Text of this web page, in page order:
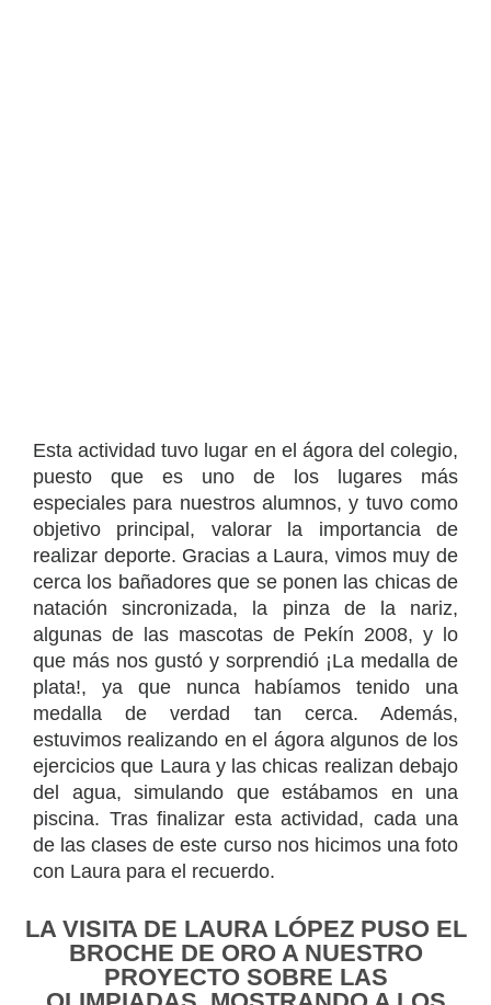
Esta actividad tuvo lugar en el ágora del colegio,
puesto que es uno de los lugares más
especiales para nuestros alumnos, y tuvo como
objetivo principal, valorar la importancia de
realizar deporte. Gracias a Laura, vimos muy de
cerca los bañadores que se ponen las chicas de
natación sincronizada, la pinza de la nariz,
algunas de las mascotas de Pekín 2008, y lo
que más nos gustó y sorprendió ¡La medalla de
plata!, ya que nunca habíamos tenido una
medalla de verdad tan cerca. Además,
estuvimos realizando en el ágora algunos de los
ejercicios que Laura y las chicas realizan debajo
del agua, simulando que estábamos en una
piscina. Tras finalizar esta actividad, cada una
de las clases de este curso nos hicimos una foto
con Laura para el recuerdo.
LA VISITA DE LAURA LÓPEZ PUSO EL
BROCHE DE ORO A NUESTRO
PROYECTO SOBRE LAS